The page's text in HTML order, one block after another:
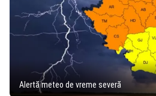
Alertă meteo de vreme severă